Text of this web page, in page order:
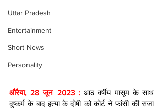
Uttar Pradesh
Entertainment
Short News
Personality
औरैया, 28 जून 2023 : आठ वर्षीय मासूम के साथ
दुष्कर्म के बाद हत्या के दोषी को कोर्ट ने फांसी की सजा